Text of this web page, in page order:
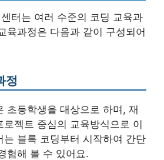
터는 여러 수준의 코딩 교육과
육과정은 다음과 같이 구성되어
정
초등학생을 대상으로 하며, 재
젝트 중심의 교육방식으로 이
는 블록 코딩부터 시작하여 간단
험해 볼 수 있어요.